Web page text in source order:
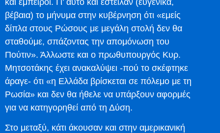
βέβαια) το μήνυμα στην κυβέρνηση ότι «εμείς
δίπλα στους Ρώσους με μεγάλη στολή δεν θα
σταθούμε, σπάζοντας την απομόνωση του
Πούτιν». Άλλωστε και ο πρωθυπουργός Κυρ.
Μητσοτάκης έχει ανακαλύψει -πού το σκέφτηκε
άραγε- ότι «η Ελλάδα βρίσκεται σε πόλεμο με τη
Ρωσία» και δεν θα ήθελε να υπάρξουν αφορμές
για να κατηγορηθεί από τη Δύση.
Στο μεταξύ, κάτι άκουσαν και στην αμερικανική